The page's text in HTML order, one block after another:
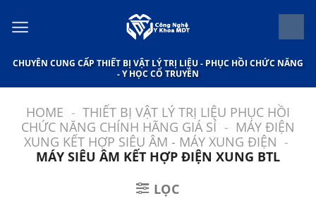
qua
dung
CHUYÊN CUNG CẤP THIẾT BỊ VẬT LÝ TRỊ LIỆU - PHỤC HỒI CHỨC NĂNG
- Y HỌC CỔ TRUYỀN
HOME - THIẾT BỊ VẬT LÝ TRỊ LIỆU PHỤC HỒI
CHỨC NĂNG CHÍNH HÃNG GIÁ SỈ - MÁY ĐIỆN
XUNG KẾT HỢP SIÊU ÂM - MÁY XUNG ĐIỆN -
MÁY SIÊU ÂM KẾT HỢP ĐIỆN XUNG BTL
LỌC